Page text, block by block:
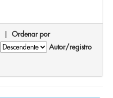
| Ordenar por
Autor/registro